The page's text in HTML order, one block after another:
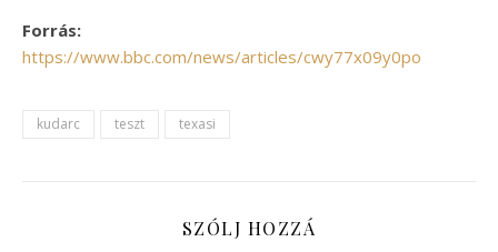
Forrás:
https://www.bbc.com/news/articles/cwy77x09y0po
kudarc teszt texasi
SZÓLJ HOZZÁ